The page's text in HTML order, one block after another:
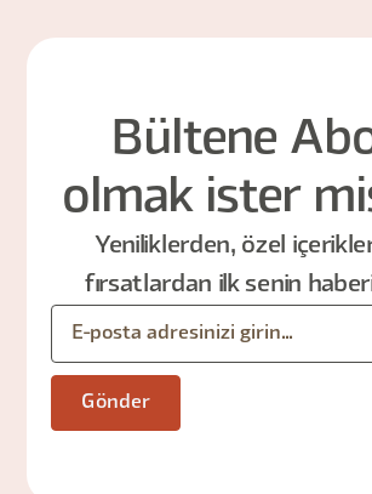
Bültene
olmak ister
Yeniliklerden, özel
fırsatlardan ilk senin